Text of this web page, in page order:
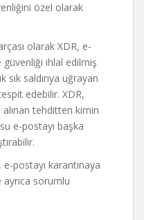
özel olarak
olarak XDR, e-
ihlal edilmiş
sık saldırıya uğrayan
tespit edebilir. XDR,
tehditten kimin
e-postayı başka
e-postayı karantinaya
ayrıca sorumlu